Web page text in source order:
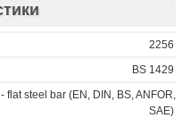
2256
BS 1429
flat steel bar (EN, DIN, BS, ANFOR,
SAE)